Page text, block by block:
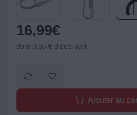
16,99€
dont 0,05 € d'éco-part
Ajouter au